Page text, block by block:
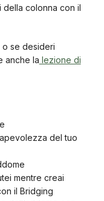
della colonna con il
o se desideri
anche la lezione di
del tuo
mentre creai
il Bridging